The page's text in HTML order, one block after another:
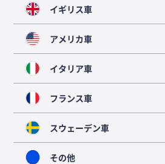
イギリス車
アメリカ車
イタリア車
フランス車
スウェーデン車
その他